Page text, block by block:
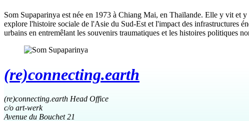
Som Supaparinya est née en 1973 à Chiang Mai, en Thaïlande. Elle y vit et
explore l'histoire sociale de l'Asie du Sud-Est et l'impact des infrastructures
urbains en entremêlant les souvenirs traumatiques et les histoires politiques
(re)connecting.earth
(re)connecting.earth Head Office
c/o art-werk
Avenue du Bouchet 21